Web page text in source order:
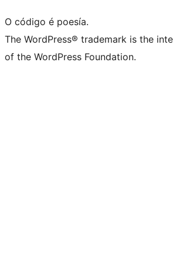
O código é poesía.
The WordPress® trademark is the
of the WordPress Foundation.